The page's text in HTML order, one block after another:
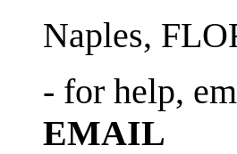
Naples,
- for help,
EMAIL